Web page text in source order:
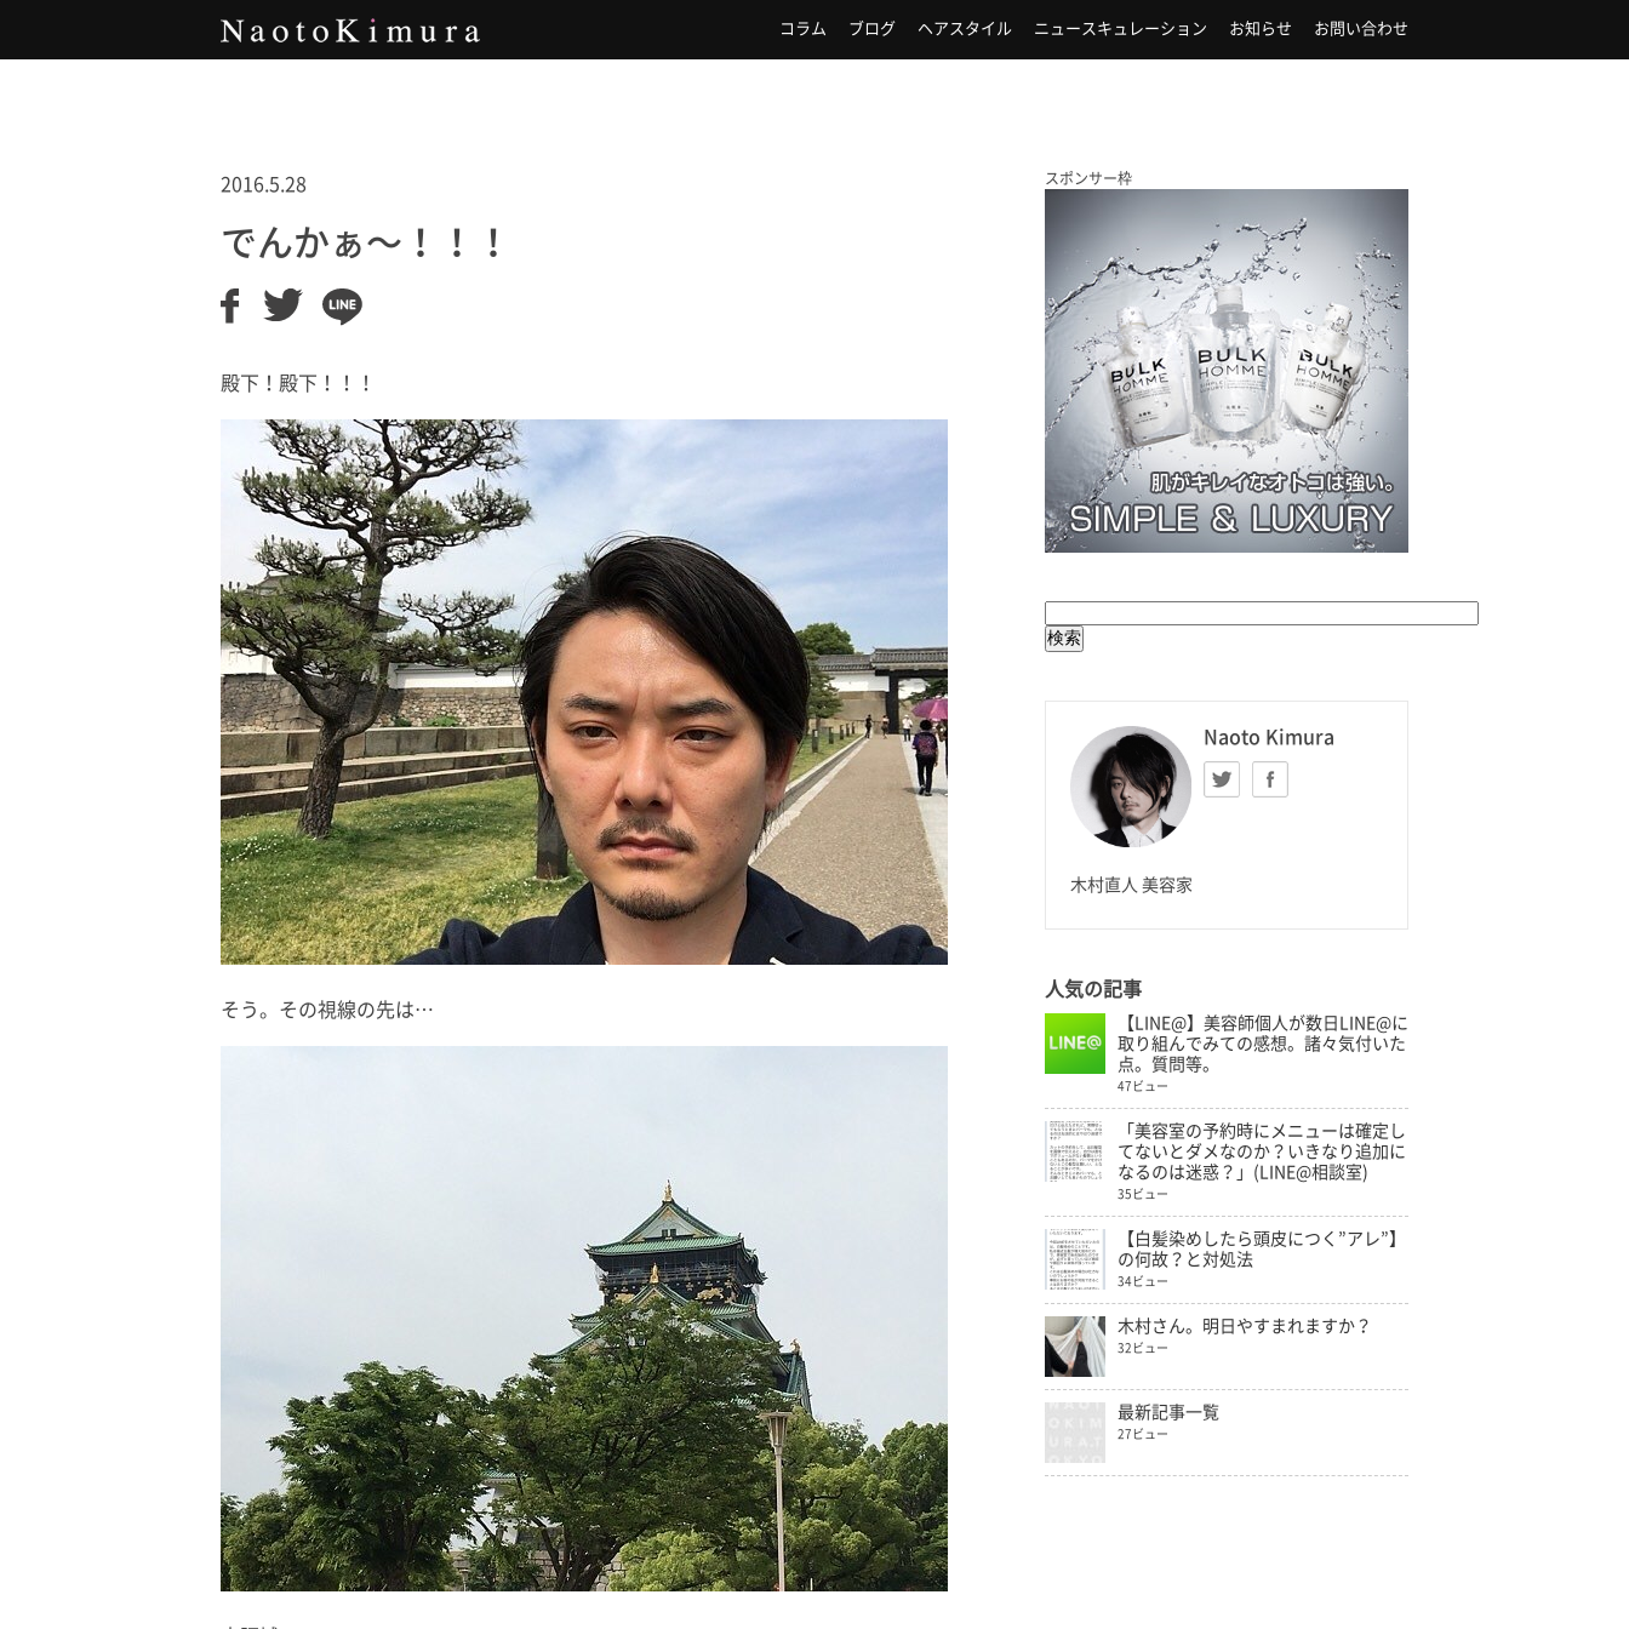
コラム ブログ ヘアスタイル ニュースキュレーション お知らせ お問い合わせ
2016.5.28
でんかぁ〜！！！
殿下！殿下！！！
そう。その視線の先は…
スポンサー枠
Naoto Kimura
木村直人 美容家
人気の記事
【LINE@】美容師個人が数日LINE@に
取り組んでみての感想。諸々気付いた
点。質問等。
47ビュー
「美容室の予約時にメニューは確定し
てないとダメなのか？いきなり追加に
なるのは迷惑？」(LINE@相談室)
35ビュー
【白髪染めしたら頭皮につく”アレ”】
の何故？と対処法
34ビュー
木村さん。明日やすまれますか？
32ビュー
最新記事一覧
27ビュー